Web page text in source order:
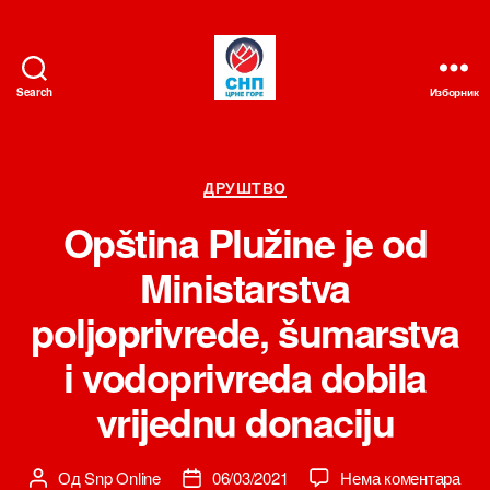
Search Изборник
Категорије
ДРУШТВО
Opština Plužine je od
Ministarstva
poljoprivrede, šumarstva
i vodoprivreda dobila
vrijednu donaciju
Аутор
ОдSnp Online
Датум06/03/2021 Нема коментарана